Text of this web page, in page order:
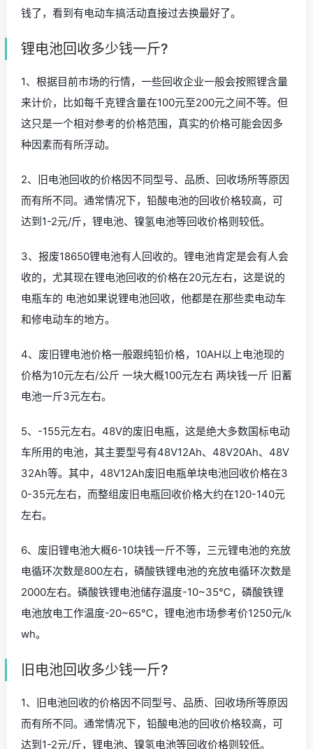
钱了，看到有电动车搞活动直接过去换最好了。
锂电池回收多少钱一斤?
1、根据目前市场的行情，一些回收企业一般会按照锂含量
来计价，比如每千克锂含量在100元至200元之间不等。但
这只是一个相对参考的价格范围，真实的价格可能会因多
种因素而有所浮动。
2、旧电池回收的价格因不同型号、品质、回收场所等原因
而有所不同。通常情况下，铅酸电池的回收价格较高，可
达到1-2元/斤，锂电池、镍氢电池等回收价格则较低。
3、报废18650锂电池有人回收的。锂电池肯定是会有人会
收的，尤其现在锂电池回收的价格在20元左右，这是说的
电瓶车的 电池如果说锂电池回收，他都是在那些卖电动车
和修电动车的地方。
4、废旧锂电池价格一般跟纯铅价格，10AH以上电池现的
价格为10元左右/公斤 一块大概100元左右 两块钱一斤 旧蓄
电池一斤3元左右。
5、-155元左右。48V的废旧电瓶，这是绝大多数国标电动
车所用的电池，其主要型号有48V12Ah、48V20Ah、48V
32Ah等。其中，48V12Ah废旧电瓶单块电池回收价格在3
0-35元左右，而整组废旧电瓶回收价格大约在120-140元
左右。
6、废旧锂电池大概6-10块钱一斤不等，三元锂电池的充放
电循环次数是800左右，磷酸铁锂电池的充放电循环次数是
2000左右。磷酸铁锂电池储存温度-10~35℃，磷酸铁锂
电池放电工作温度-20~65℃，锂电池市场参考价1250元/k
wh。
旧电池回收多少钱一斤?
1、旧电池回收的价格因不同型号、品质、回收场所等原因
而有所不同。通常情况下，铅酸电池的回收价格较高，可
达到1-2元/斤，锂电池、镍氢电池等回收价格则较低。